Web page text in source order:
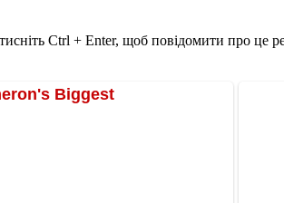
Ctrl + Enter, щоб повідомити про це